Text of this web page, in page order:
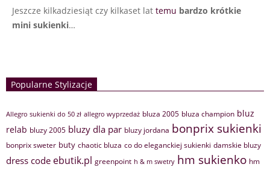
Jeszcze kilkadziesiąt czy kilkaset lat temu bardzo krótkie
mini sukienki…
Popularne Stylizacje
Allegro sukienki do 50 zł allegro wyprzedaż bluza 2005 bluza champion bluz
relab bluzy 2005 bluzy dla par bluzy jordana bonprix sukienki
bonprix sweter buty chaotic bluza co do eleganckiej sukienki damskie bluzy
dress code ebutik.pl greenpoint h & m swetry hm sukienko hm